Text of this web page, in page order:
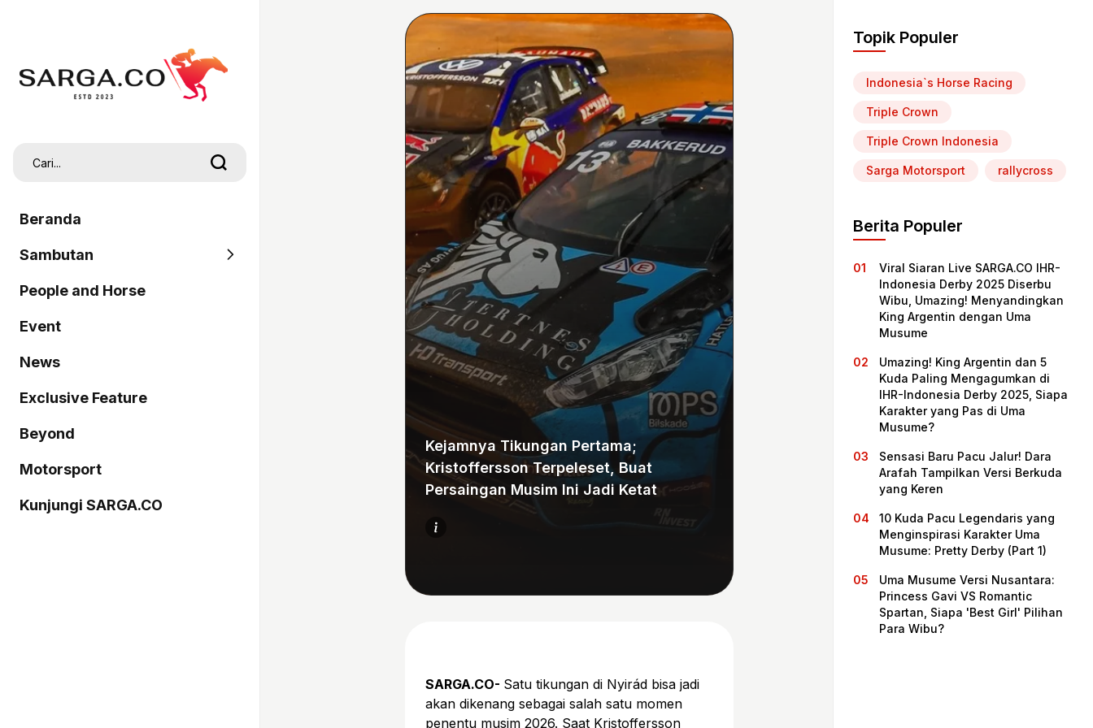
Beranda
Sambutan
SARGA
Pordasi
People and Horse
Event
News
Exclusive Feature
Beyond
Motorsport
Kunjungi SARGA.CO
Kejamnya Tikungan Pertama;
Kristoffersson Terpeleset, Buat
Persaingan Musim Ini Jadi Ketat
SARGA.CO- Satu tikungan di Nyirád bisa jadi
akan dikenang sebagai salah satu momen
penentu musim 2026. Saat Kristoffersson
Topik Populer
Indonesia`s Horse Racing
Triple Crown
Triple Crown Indonesia
Sarga Motorsport rallycross
Berita Populer
Viral Siaran Live SARGA.CO IHR-
Indonesia Derby 2025 Diserbu
Wibu, Umazing! Menyandingkan
King Argentin dengan Uma
Musume
Umazing! King Argentin dan 5
Kuda Paling Mengagumkan di
IHR-Indonesia Derby 2025, Siapa
Karakter yang Pas di Uma
Musume?
Sensasi Baru Pacu Jalur! Dara
Arafah Tampilkan Versi Berkuda
yang Keren
10 Kuda Pacu Legendaris yang
Menginspirasi Karakter Uma
Musume: Pretty Derby (Part 1)
Uma Musume Versi Nusantara:
Princess Gavi VS Romantic
Spartan, Siapa 'Best Girl' Pilihan
Para Wibu?